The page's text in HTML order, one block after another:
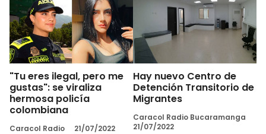
"Tu eres ilegal, pero me
gustas": se viraliza
hermosa policía
colombiana
Caracol Radio 21/07/2022
Hay nuevo Centro de
Detención Transitorio de
Migrantes
Caracol Radio Bucaramanga
21/07/2022